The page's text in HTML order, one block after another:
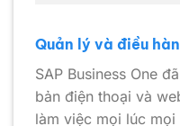
Quản lý và điều
SAP Business One
bản điện thoại và
làm việc mọi lúc